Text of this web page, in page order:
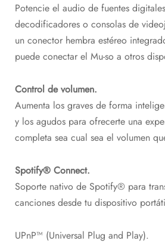
Potencie el audio de fuentes
decodificadores o consolas de
un conector hembra estéreo
puede conectar el Mu-so a otros
Control de volumen.
Aumenta los graves de forma
y los agudos para ofrecerte una
completa sea cual sea el volumen
Spotify® Connect.
Soporte nativo de Spotify® para
canciones desde tu dispositivo
UPnP™ (Universal Plug and Play).